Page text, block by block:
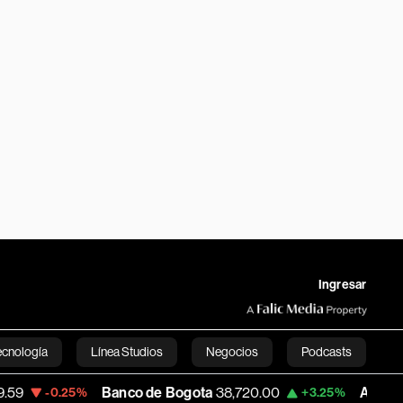
Ingresar
Línea Studios Negocios Podcasts
English
Banco de Bogota 38,720.00 +3.25% Apple 308.63